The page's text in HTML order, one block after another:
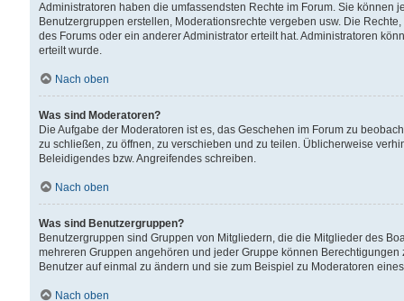
Administratoren haben die umfassendsten Rechte im Forum. Sie können
Benutzergruppen erstellen, Moderationsrechte vergeben usw. Die
des Forums oder ein anderer Administrator erteilt hat. Administratoren
erteilt wurde.
Nach oben
Was sind Moderatoren?
Die Aufgabe der Moderatoren ist es, das Geschehen im Forum zu
zu schließen, zu öffnen, zu verschieben und zu teilen. Üblicherweise
Beleidigendes bzw. Angreifendes schreiben.
Nach oben
Was sind Benutzergruppen?
Benutzergruppen sind Gruppen von Mitgliedern, die die Mitglieder des
mehreren Gruppen angehören und jeder Gruppe können
Benutzer auf einmal zu ändern und sie zum Beispiel zu Moderatoren
Nach oben